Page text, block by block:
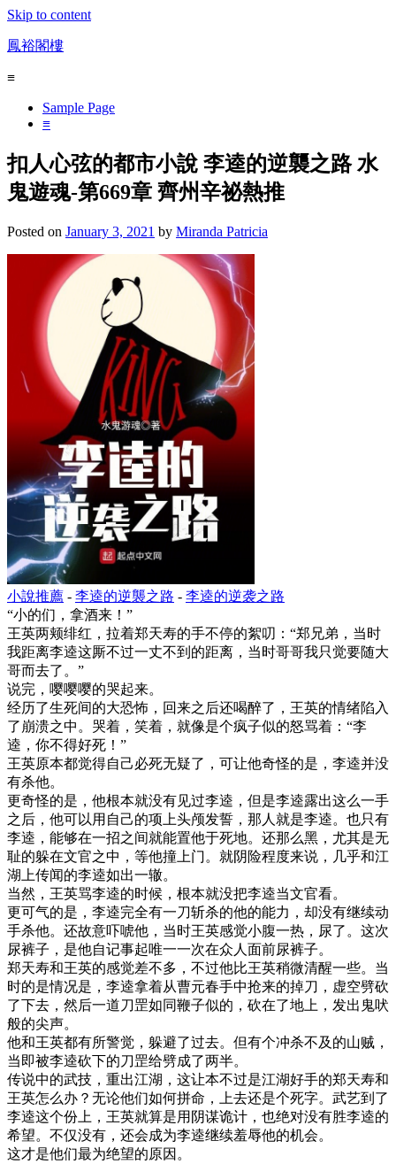
Skip to content
鳳裕閣樓
≡
Sample Page
≡
扣人心弦的都市小說 李逵的逆襲之路 水
鬼遊魂-第669章 齊州辛祕熱推
Posted on January 3, 2021 by Miranda Patricia
小說推薦 - 李逵的逆襲之路 - 李逵的逆袭之路
“小的们，拿酒来！”
王英两颊绯红，拉着郑天寿的手不停的絮叨：“郑兄弟，当时
我距离李逵这厮不过一丈不到的距离，当时哥哥我只觉要随大
哥而去了。”
说完，嘤嘤嘤的哭起来。
经历了生死间的大恐怖，回来之后还喝醉了，王英的情绪陷入
了崩溃之中。哭着，笑着，就像是个疯子似的怒骂着：“李
逵，你不得好死！”
王英原本都觉得自己必死无疑了，可让他奇怪的是，李逵并没
有杀他。
更奇怪的是，他根本就没有见过李逵，但是李逵露出这么一手
之后，他可以用自己的项上头颅发誓，那人就是李逵。也只有
李逵，能够在一招之间就能置他于死地。还那么黑，尤其是无
耻的躲在文官之中，等他撞上门。就阴险程度来说，几乎和江
湖上传闻的李逵如出一辙。
当然，王英骂李逵的时候，根本就没把李逵当文官看。
更可气的是，李逵完全有一刀斩杀的他的能力，却没有继续动
手杀他。还故意吓唬他，当时王英感觉小腹一热，尿了。这次
尿裤子，是他自记事起唯一一次在众人面前尿裤子。
郑天寿和王英的感觉差不多，不过他比王英稍微清醒一些。当
时的是情况是，李逵拿着从曹元春手中抢来的掉刀，虚空劈砍
了下去，然后一道刀罡如同鞭子似的，砍在了地上，发出鬼吠
般的尖声。
他和王英都有所警觉，躲避了过去。但有个冲杀不及的山贼，
当即被李逵砍下的刀罡给劈成了两半。
传说中的武技，重出江湖，这让本不过是江湖好手的郑天寿和
王英怎么办？无论他们如何拼命，上去还是个死字。武艺到了
李逵这个份上，王英就算是用阴谋诡计，也绝对没有胜李逵的
希望。不仅没有，还会成为李逵继续羞辱他的机会。
这才是他们最为绝望的原因。